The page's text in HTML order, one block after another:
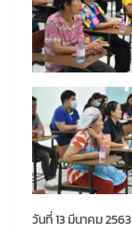
วันที่ 13 มีนาคม